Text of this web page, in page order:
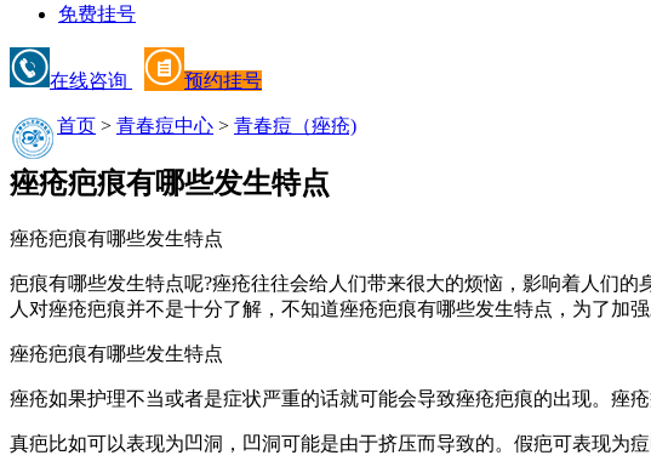
免费挂号
在线咨询 预约挂号
首页 > 青春痘中心 > 青春痘（痤疮)
痤疮疤痕有哪些发生特点
痤疮疤痕有哪些发生特点
疤痕有哪些发生特点呢?痤疮往往会给人们带来很大的烦恼，影响着人们
人对痤疮疤痕并不是十分了解，不知道痤疮疤痕有哪些发生特点，为了加
痤疮疤痕有哪些发生特点
痤疮如果护理不当或者是症状严重的话就可能会导致痤疮疤痕的出现。痤
真疤比如可以表现为凹洞，凹洞可能是由于挤压而导致的。假疤可表现为痘